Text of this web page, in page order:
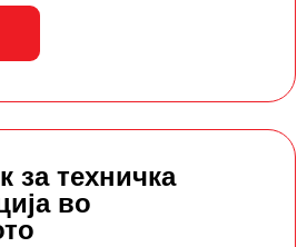
за техничка
во